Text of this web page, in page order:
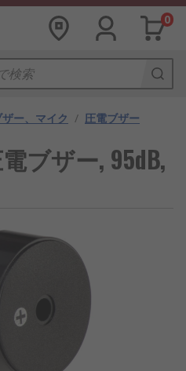
0
ー、マイク / 圧電ブザー
ブザー, 95dB,